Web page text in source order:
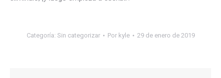
Categoría: Sin categorizar Por kyle 29 de enero de 2019